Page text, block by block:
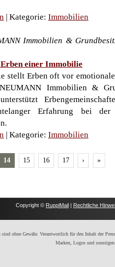
| Kategorie: Immobilien
Immobilien &
einer Immobilie
stellt Erben oft vor
Immobilien &
Erfahrung bei der
| Kategorie: Immobilien
14 15 16 17 › »
Copyright ©RuppiMail|Rechtliche
sind ohne Gewähr. Verantwortlich für den Inhalt der
Marken, Logos und